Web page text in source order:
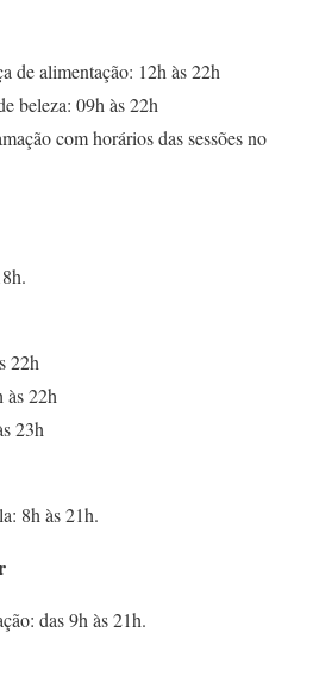
de alimentação: 12h às 22h
beleza: 09h às 22h
com horários das sessões no
22h
às 22h
23h
8h às 21h.
das 9h às 21h.